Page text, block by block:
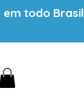
em todo Brasil